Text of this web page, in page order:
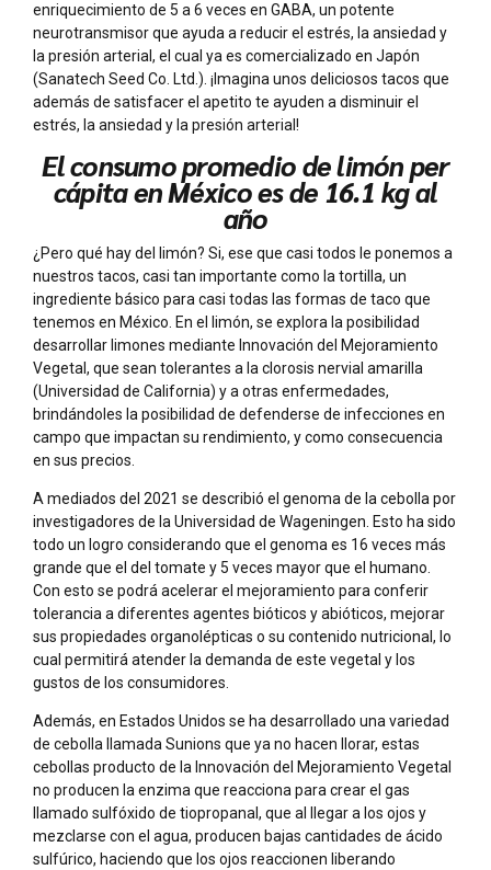
enriquecimiento de 5 a 6 veces en GABA, un potente
neurotransmisor que ayuda a reducir el estrés, la ansiedad y
la presión arterial, el cual ya es comercializado en Japón
(Sanatech Seed Co. Ltd.). ¡Imagina unos deliciosos tacos que
además de satisfacer el apetito te ayuden a disminuir el
estrés, la ansiedad y la presión arterial!
El consumo promedio de limón per
cápita en México es de 16.1 kg al
año
¿Pero qué hay del limón? Si, ese que casi todos le ponemos a
nuestros tacos, casi tan importante como la tortilla, un
ingrediente básico para casi todas las formas de taco que
tenemos en México. En el limón, se explora la posibilidad
desarrollar limones mediante Innovación del Mejoramiento
Vegetal, que sean tolerantes a la clorosis nervial amarilla
(Universidad de California) y a otras enfermedades,
brindándoles la posibilidad de defenderse de infecciones en
campo que impactan su rendimiento, y como consecuencia
en sus precios.
A mediados del 2021 se describió el genoma de la cebolla por
investigadores de la Universidad de Wageningen. Esto ha sido
todo un logro considerando que el genoma es 16 veces más
grande que el del tomate y 5 veces mayor que el humano.
Con esto se podrá acelerar el mejoramiento para conferir
tolerancia a diferentes agentes bióticos y abióticos, mejorar
sus propiedades organolépticas o su contenido nutricional, lo
cual permitirá atender la demanda de este vegetal y los
gustos de los consumidores.
Además, en Estados Unidos se ha desarrollado una variedad
de cebolla llamada Sunions que ya no hacen llorar, estas
cebollas producto de la Innovación del Mejoramiento Vegetal
no producen la enzima que reacciona para crear el gas
llamado sulfóxido de tiopropanal, que al llegar a los ojos y
mezclarse con el agua, producen bajas cantidades de ácido
sulfúrico, haciendo que los ojos reaccionen liberando